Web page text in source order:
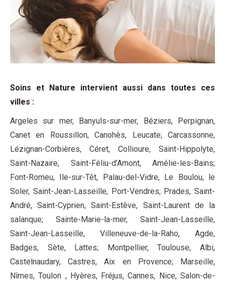
Soins et Nature intervient aussi dans toutes ces
villes :
Argeles sur mer, Banyuls-sur-mer, Béziers, Perpignan,
Canet en Roussillon, Canohès, Leucate; Carcassonne,
Lézignan-Corbières, Céret, Collioure, Saint-Hippolyte,
Saint-Nazaire, Saint-Féliu-d’Amont, Amélie-les-Bains;
Font-Romeu, Ile-sur-Têt, Palau-del-Vidre, Le Boulou, le
Soler, Saint-Jean-Lasseille, Port-Vendres; Prades, Saint-
André, Saint-Cyprien, Saint-Estève, Saint-Laurent de la
salanque; Sainte-Marie-la-mer, Saint-Jean-Lasseille,
Saint-Jean-Lasseille, Villeneuve-de-la-Raho, Agde,
Badges, Sète, Lattes; Montpellier, Toulouse, Albi,
Castelnaudary, Castres, Aix en Provence; Marseille,
Nîmes, Toulon , Hyères, Fréjus, Cannes, Nice, Salon-de-